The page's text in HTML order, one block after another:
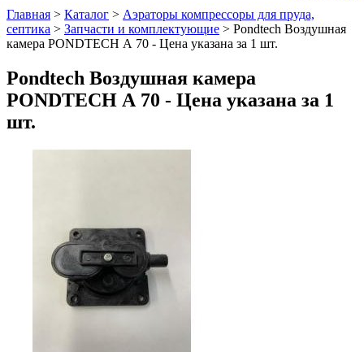
Главная > Каталог > Аэраторы компрессоры для пруда,
септика > Запчасти и комплектующие > Pondtech Воздушная
камера PONDTECH А 70 - Цена указана за 1 шт.
Pondtech Воздушная камера
PONDTECH А 70 - Цена указана за 1
шт.